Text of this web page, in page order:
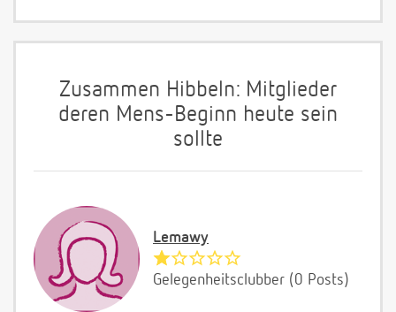
Zusammen Hibbeln: Mitglieder
deren Mens-Beginn heute sein
sollte
Lemawy
Gelegenheitsclubber (0 Posts)